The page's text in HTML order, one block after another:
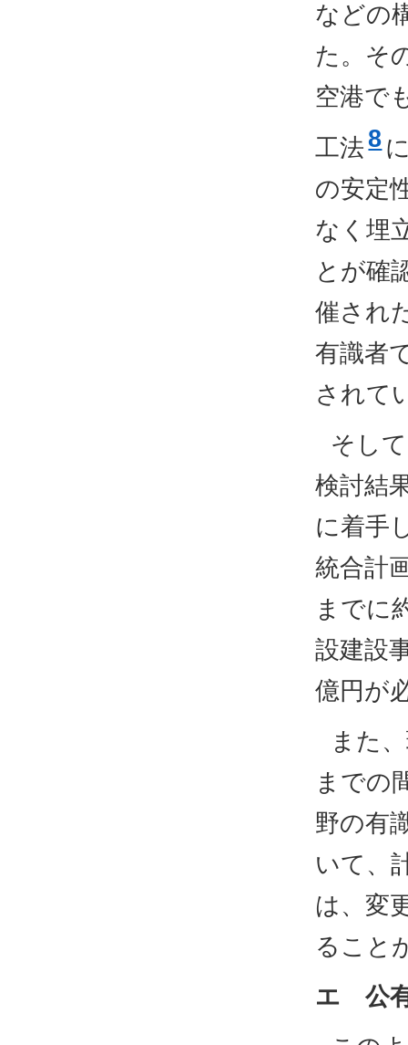
などの
た。そ
空港で
工法8
の安定
なく埋
とが確
催され
有識者
されて
そし
検討結
に着手
統合計
までに
設建設
億円が
また
までの
野の有
いて、
は、変
ること
エ 公